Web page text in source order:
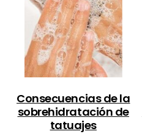
Consecuencias de la
sobrehidratación de
tatuajes